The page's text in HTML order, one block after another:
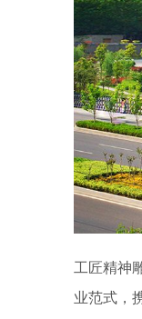
工匠精神
业范式，